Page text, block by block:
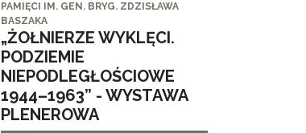
PAMIĘCI IM. GEN. BRYG. ZDZISŁAWA
BASZAKA
„ŻOŁNIERZE WYKLĘCI.
PODZIEMIE
NIEPODLEGŁOŚCIOWE
1944–1963” - WYSTAWA
PLENEROWA